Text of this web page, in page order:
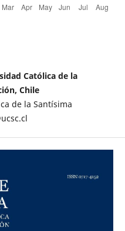
Católica de la
Chile
de la Santísima